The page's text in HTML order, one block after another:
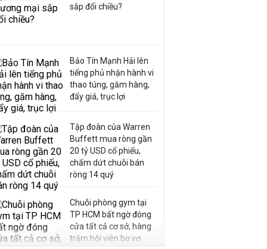
sắp đổi chiều?
Bảo Tín Mạnh Hải lên
tiếng phủ nhận hành vi
thao túng, găm hàng,
đẩy giá, trục lợi
Tập đoàn của Warren
Buffett mua ròng gần
20 tỷ USD cổ phiếu,
chấm dứt chuỗi bán
ròng 14 quý
Chuỗi phòng gym tại
TP HCM bất ngờ đóng
cửa tất cả cơ sở, hàng
trăm hội viên bơ vơ